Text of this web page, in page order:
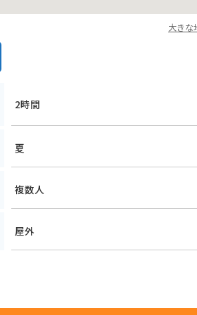
大きな
2時間
夏
複数人
屋外